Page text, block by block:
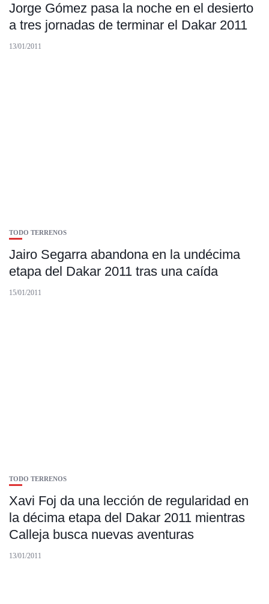
Jorge Gómez pasa la noche en el desierto
a tres jornadas de terminar el Dakar 2011
13/01/2011
TODO TERRENOS
Jairo Segarra abandona en la undécima
etapa del Dakar 2011 tras una caída
15/01/2011
TODO TERRENOS
Xavi Foj da una lección de regularidad en
la décima etapa del Dakar 2011 mientras
Calleja busca nuevas aventuras
13/01/2011